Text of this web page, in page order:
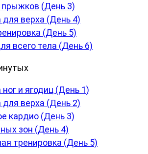
прыжков (День 3)
для верха (День 4)
(День 5)
всего тела (День 6)
и ягодиц (День 1)
для верха (День 2)
кардио (День 3)
зон (День 4)
тренировка (День 5)